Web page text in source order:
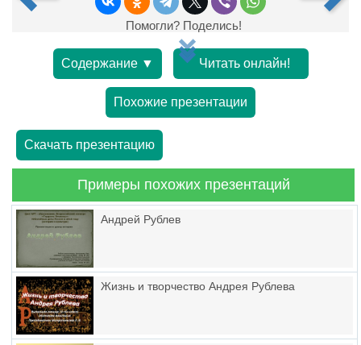
Помогли? Поделись!
Содержание ▼ Читать онлайн!
Похожие презентации
Скачать презентацию
Примеры похожих презентаций
Андрей Рублев
Жизнь и творчество Андрея Рублева